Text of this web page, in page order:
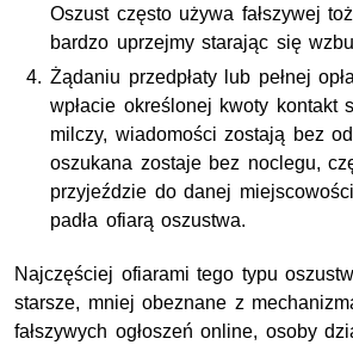
Oszust często używa fałszywej
bardzo uprzejmy starając się
Żądaniu przedpłaty lub pełnej
wpłacie określonej kwoty kontakt
milczy, wiadomości zostają bez
oszukana zostaje bez noclegu,
przyjeździe do danej
padła ofiarą oszustwa.
Najczęściej ofiarami tego typu
starsze, mniej obeznane z
fałszywych ogłoszeń online, osoby